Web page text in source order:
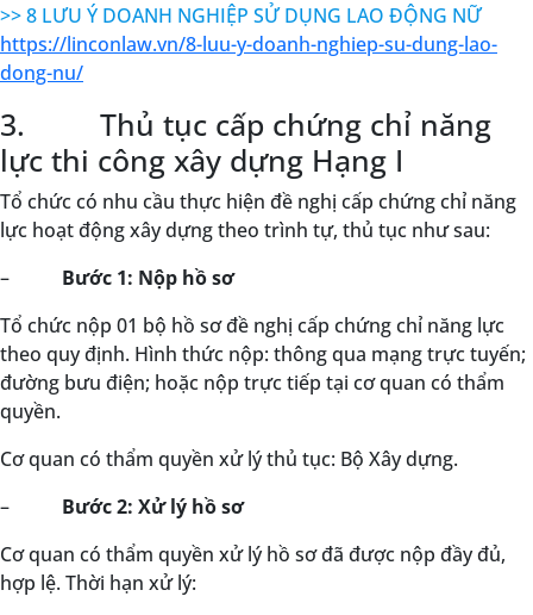
>> 8 LƯU Ý DOANH NGHIỆP SỬ DỤNG LAO ĐỘNG NỮ
https://linconlaw.vn/8-luu-y-doanh-nghiep-su-dung-lao-
dong-nu/
3. Thủ tục cấp chứng chỉ năng
lực thi công xây dựng Hạng I
Tổ chức có nhu cầu thực hiện đề nghị cấp chứng chỉ năng
lực hoạt động xây dựng theo trình tự, thủ tục như sau:
– Bước 1: Nộp hồ sơ
Tổ chức nộp 01 bộ hồ sơ đề nghị cấp chứng chỉ năng lực
theo quy định. Hình thức nộp: thông qua mạng trực tuyến;
đường bưu điện; hoặc nộp trực tiếp tại cơ quan có thẩm
quyền.
Cơ quan có thẩm quyền xử lý thủ tục: Bộ Xây dựng.
– Bước 2: Xử lý hồ sơ
Cơ quan có thẩm quyền xử lý hồ sơ đã được nộp đầy đủ,
hợp lệ. Thời hạn xử lý: